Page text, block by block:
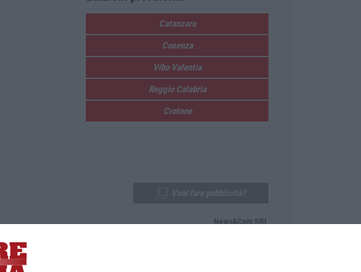
Catanzaro
Cosenza
Vibo Valentia
Reggio Calabria
Crotone
News&Com SRL